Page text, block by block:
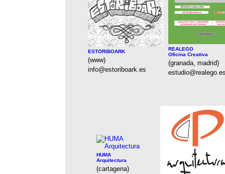
ESTORIBOARK
(www)
info@estoriboark.es
REALEGO
Oficina Creativa
(granada, madrid)
HUMA
Arquitectura
(cartagena)